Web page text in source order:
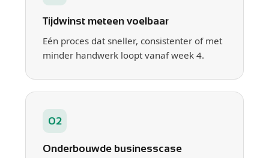
Tijdwinst meteen voelbaar
Eén proces dat sneller, consistenter of met
minder handwerk loopt vanaf week 4.
02
Onderbouwde businesscase